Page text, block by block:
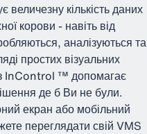
кількість даних
корови - навіть від
аналізуються та
простих візуальних
InControl ™ допомагає
де б Ви не були.
екран або мобільний
переглядати свій VMS